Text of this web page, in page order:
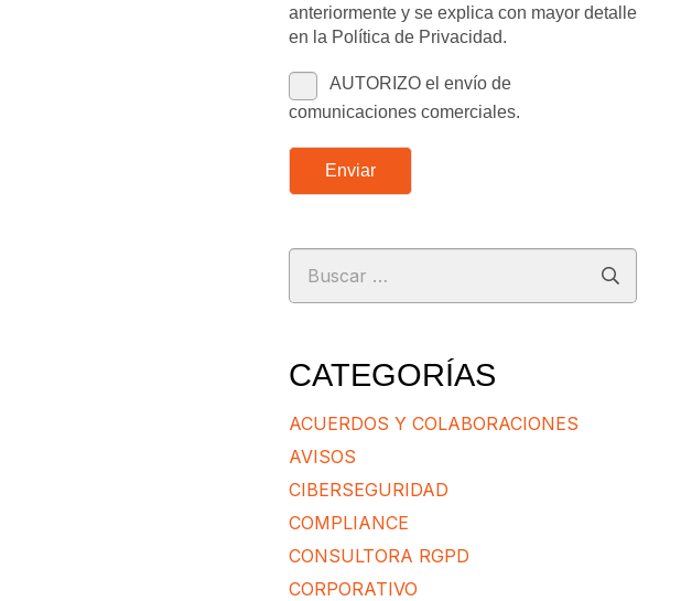
anteriormente y se explica con mayor detalle
en la Política de Privacidad.
AUTORIZO el envío de
comunicaciones comerciales.
Enviar
Buscar:
CATEGORÍAS
ACUERDOS Y COLABORACIONES
AVISOS
CIBERSEGURIDAD
COMPLIANCE
CONSULTORA RGPD
CORPORATIVO